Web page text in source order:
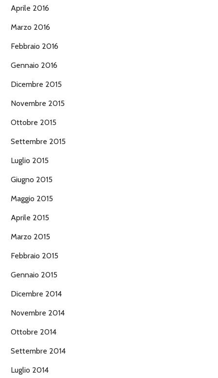
Aprile 2016
Marzo 2016
Febbraio 2016
Gennaio 2016
Dicembre 2015
Novembre 2015
Ottobre 2015
Settembre 2015
Luglio 2015
Giugno 2015
Maggio 2015
Aprile 2015
Marzo 2015
Febbraio 2015
Gennaio 2015
Dicembre 2014
Novembre 2014
Ottobre 2014
Settembre 2014
Luglio 2014